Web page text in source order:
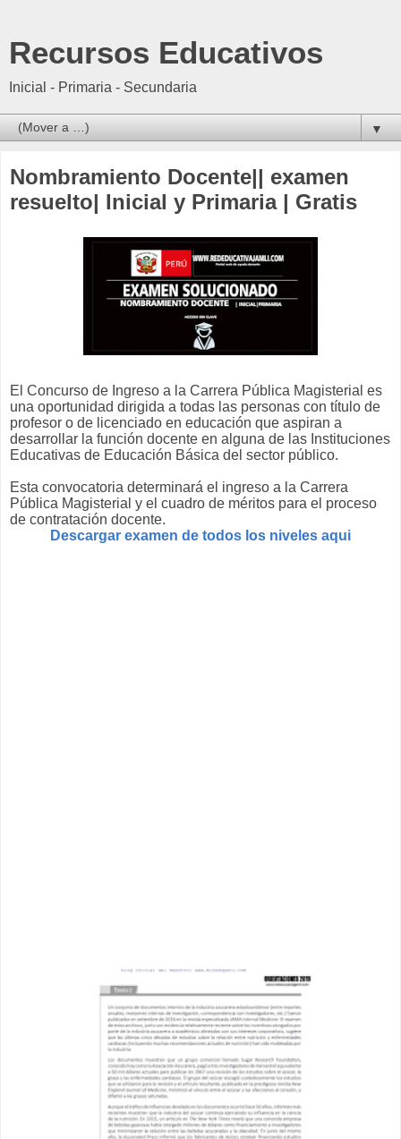
Recursos Educativos
Inicial - Primaria - Secundaria
▼
Nombramiento Docente|| examen
resuelto| Inicial y Primaria | Gratis
El Concurso de Ingreso a la Carrera Pública Magisterial es
una oportunidad dirigida a todas las personas con título de
profesor o de licenciado en educación que aspiran a
desarrollar la función docente en alguna de las Instituciones
Educativas de Educación Básica del sector público.
Esta convocatoria determinará el ingreso a la Carrera
Pública Magisterial y el cuadro de méritos para el proceso
de contratación docente.
Descargar examen de todos los niveles aqui